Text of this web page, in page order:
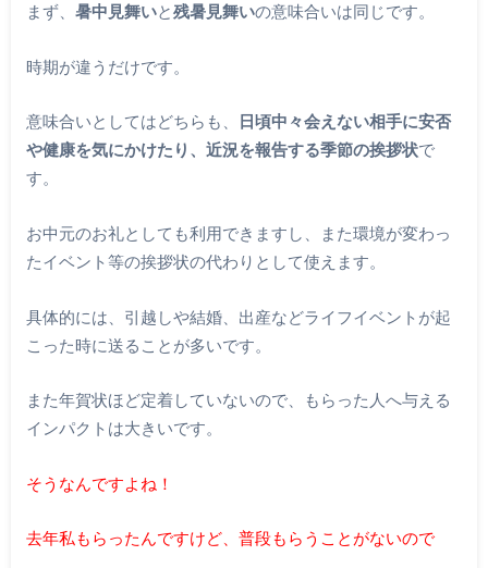
まず、 暑中見舞いと残暑見舞いの意味合いは同じです。
時期が違うだけです。
意味合いとしてはどちらも、
日頃中々会えない相手に安否
や健康を気にかけたり、近況を報告する季節の挨拶状で
す。
お中元のお礼としても利用できますし、また環境が変わっ
たイベント等の挨拶状の代わりとして使えます。
具体的には、引越しや結婚、出産などライフイベントが起
こった時に送ることが多いです。
また年賀状ほど定着していないので、もらった人へ与える
インパクトは大きいです。
そうなんですよね！
去年私もらったんですけど、普段もらうことがないので